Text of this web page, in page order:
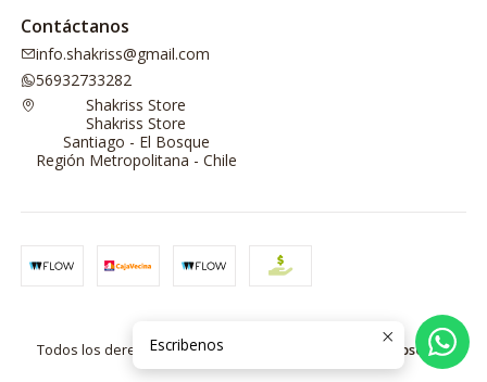
Contáctanos
info.shakriss@gmail.com
56932733282
Shakriss Store
Shakriss Store
Santiago - El Bosque
Región Metropolitana - Chile
Todos los derechos reservados.
Desarrollado por Jumpseller.
Escribenos